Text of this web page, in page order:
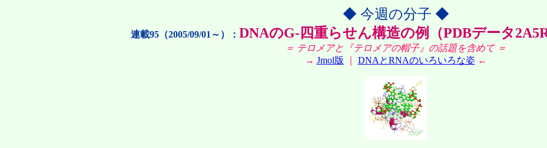
◆ 今週の分子 ◆
連載95（2005/09/01～）： DNAのG-四重らせん構造の例（PDBデータ
＝ テロメアと『テロメアの帽子』の話題を含めて ＝
→ Jmol版 DNAとRNAのいろいろな姿←